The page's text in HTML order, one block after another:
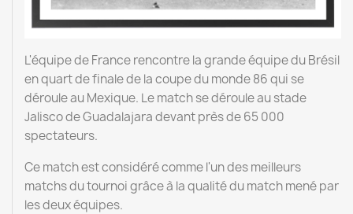
L'équipe de France rencontre la grande équipe du Brésil
en quart de finale de la coupe du monde 86 qui se
déroule au Mexique. Le match se déroule au stade
Jalisco de Guadalajara devant près de 65 000
spectateurs.
Ce match est considéré comme l'un des meilleurs
matchs du tournoi grâce à la qualité du match mené par
les deux équipes.